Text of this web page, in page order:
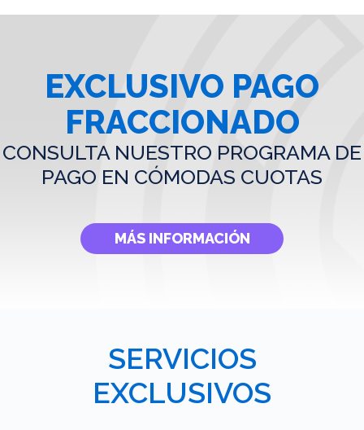
EXCLUSIVO PAGO
FRACCIONADO
CONSULTA NUESTRO PROGRAMA DE
PAGO EN CÓMODAS CUOTAS
MÁS INFORMACIÓN
SERVICIOS
EXCLUSIVOS